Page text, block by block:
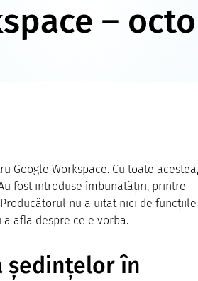
–
Google Workspace. Cu toate acestea,
fost introduse îmbunătățiri, printre
nu a uitat nici de funcțiile
afla despre ce e vorba.
ședințelor în